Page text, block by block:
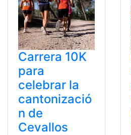
Carrera 10K
para
celebrar la
cantonizació
n de
Cevallos